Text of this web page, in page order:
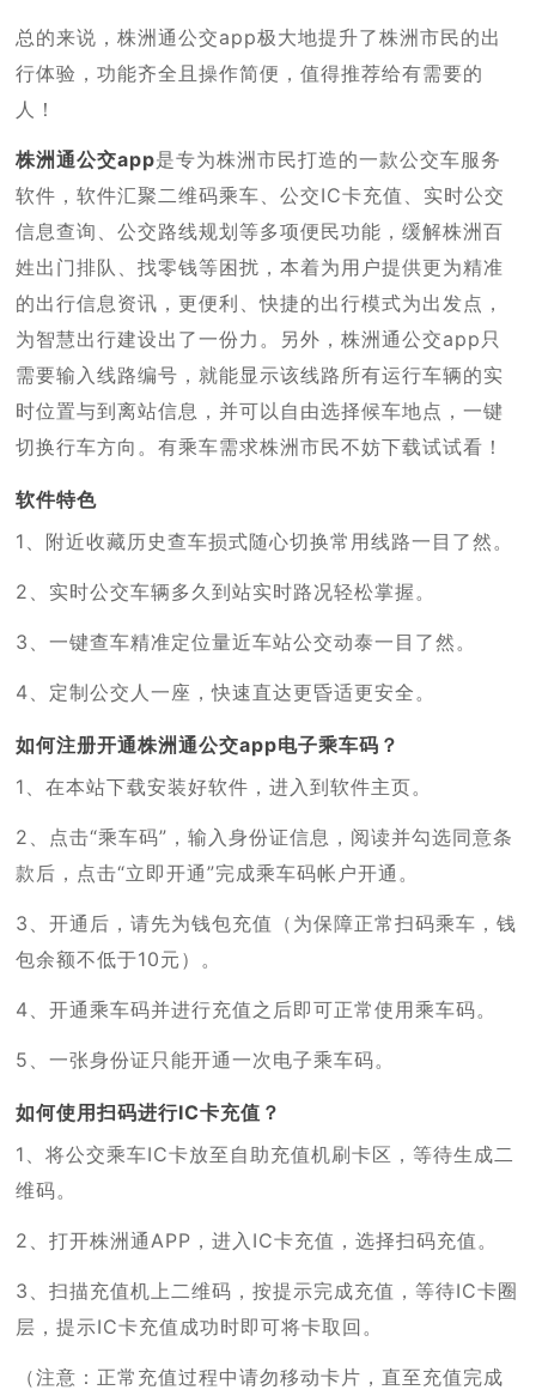
总的来说，株洲通公交app极大地提升了株洲市民的出
行体验，功能齐全且操作简便，值得推荐给有需要的
人！
株洲通公交app是专为株洲市民打造的一款公交车服务
软件，软件汇聚二维码乘车、公交IC卡充值、实时公交
信息查询、公交路线规划等多项便民功能，缓解株洲百
姓出门排队、找零钱等困扰，本着为用户提供更为精准
的出行信息资讯，更便利、快捷的出行模式为出发点，
为智慧出行建设出了一份力。另外，株洲通公交app只
需要输入线路编号，就能显示该线路所有运行车辆的实
时位置与到离站信息，并可以自由选择候车地点，一键
切换行车方向。有乘车需求株洲市民不妨下载试试看！
软件特色
1、附近收藏历史查车损式随心切换常用线路一目了然。
2、实时公交车辆多久到站实时路况轻松掌握。
3、一键查车精准定位量近车站公交动泰一目了然。
4、定制公交人一座，快速直达更昏适更安全。
如何注册开通株洲通公交app电子乘车码？
1、在本站下载安装好软件，进入到软件主页。
2、点击“乘车码”，输入身份证信息，阅读并勾选同意条
款后，点击“立即开通”完成乘车码帐户开通。
3、开通后，请先为钱包充值（为保障正常扫码乘车，钱
包余额不低于10元）。
4、开通乘车码并进行充值之后即可正常使用乘车码。
5、一张身份证只能开通一次电子乘车码。
如何使用扫码进行IC卡充值？
1、将公交乘车IC卡放至自助充值机刷卡区，等待生成二
维码。
2、打开株洲通APP，进入IC卡充值，选择扫码充值。
3、扫描充值机上二维码，按提示完成充值，等待IC卡圈
层，提示IC卡充值成功时即可将卡取回。
（注意：正常充值过程中请勿移动卡片，直至充值完成